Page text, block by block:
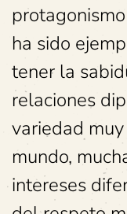
ha sido
tener la
relaciones
variedad
mundo,
intereses